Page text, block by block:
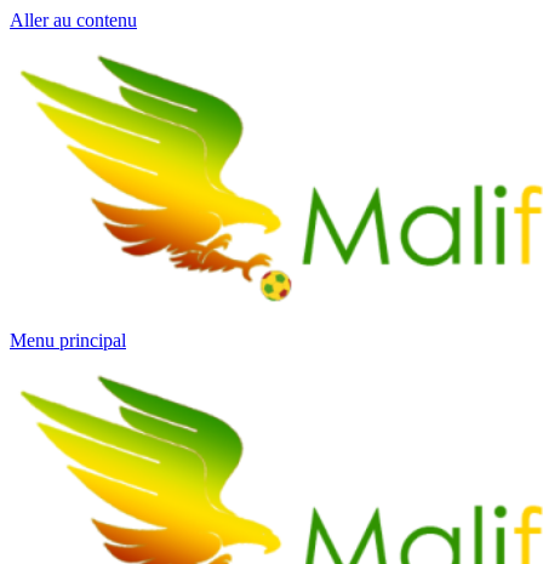
Aller au contenu
Menu principal